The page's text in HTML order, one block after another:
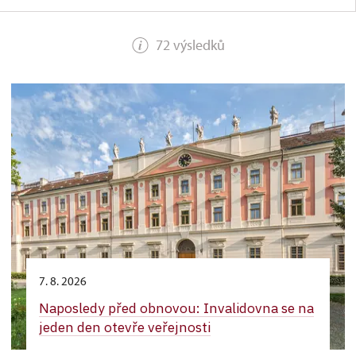
72 výsledků
7. 8. 2026
Naposledy před obnovou: Invalidovna se na
jeden den otevře veřejnosti